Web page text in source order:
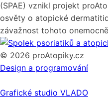
(SPAE) vznikl projekt
osvěty o atopické
závažnost tohoto
© 2026 proAtopiky.cz
Design a programování
Grafické studio VLADO